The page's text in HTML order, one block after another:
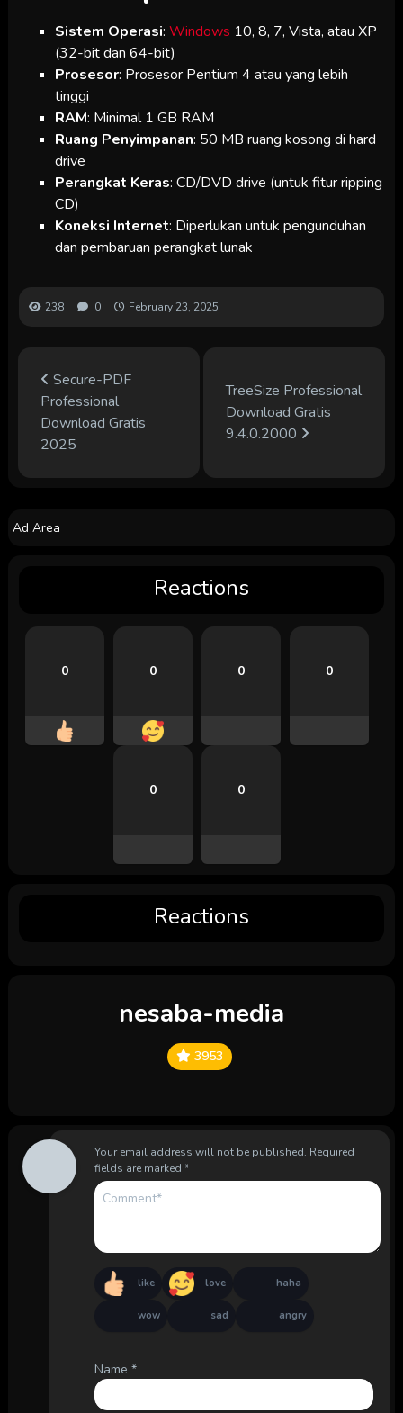
Sistem Operasi: Windows 10, 8, 7, Vista, atau XP
(32-bit dan 64-bit)
Prosesor: Prosesor Pentium 4 atau yang lebih
tinggi
RAM: Minimal 1 GB RAM
Ruang Penyimpanan: 50 MB ruang kosong di hard
drive
Perangkat Keras: CD/DVD drive (untuk fitur ripping
CD)
Koneksi Internet: Diperlukan untuk pengunduhan
dan pembaruan perangkat lunak
238 0 February 23, 2025
Secure-PDF
Professional
Download Gratis
2025
TreeSize Professional
Download Gratis
9.4.0.2000
Ad Area
Reactions
0 0 0 0
0 0
Reactions
nesaba-media
3953
Your email address will not be published. Required
fields are marked *
like love haha
wow sad angry
Name *